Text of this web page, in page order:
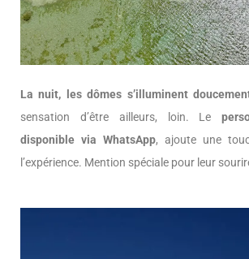
La nuit, les dômes s’illuminent
sensation d’être ailleurs, loin. Le
disponible via WhatsApp, ajoute une
l’expérience. Mention spéciale pour leur